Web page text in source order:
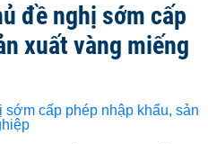
đề nghị sớm cấp
xuất vàng miếng